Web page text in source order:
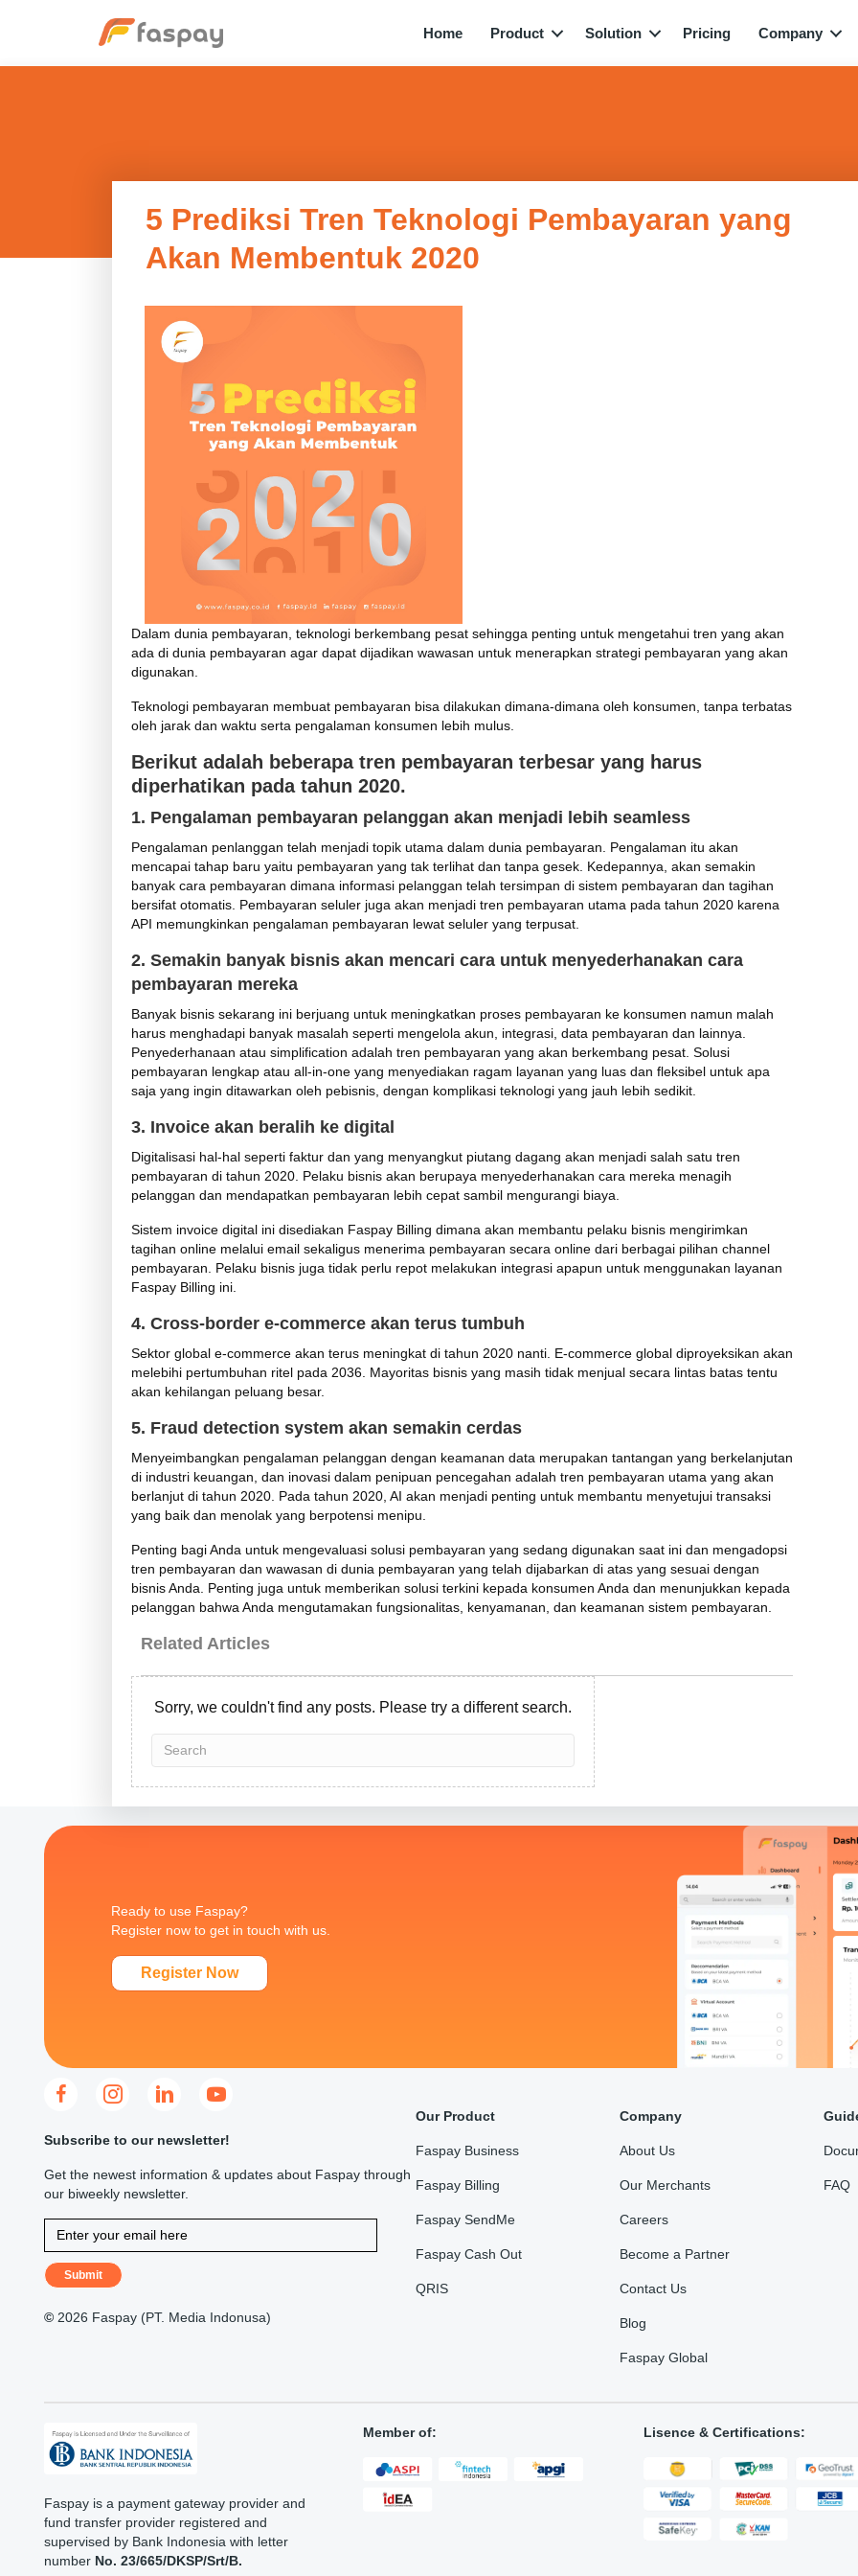
Home Product Solution Pricing Company
5 Prediksi Tren Teknologi Pembayaran yang
Akan Membentuk 2020
Dalam dunia pembayaran, teknologi berkembang pesat sehingga penting untuk mengetahui tren yang akan
ada di dunia pembayaran agar dapat dijadikan wawasan untuk menerapkan strategi pembayaran yang akan
digunakan.
Teknologi pembayaran membuat pembayaran bisa dilakukan dimana-dimana oleh konsumen, tanpa terbatas
oleh jarak dan waktu serta pengalaman konsumen lebih mulus.
Berikut adalah beberapa tren pembayaran terbesar yang harus
diperhatikan pada tahun 2020.
1. Pengalaman pembayaran pelanggan akan menjadi lebih seamless
Pengalaman penlanggan telah menjadi topik utama dalam dunia pembayaran. Pengalaman itu akan
mencapai tahap baru yaitu pembayaran yang tak terlihat dan tanpa gesek. Kedepannya, akan semakin
banyak cara pembayaran dimana informasi pelanggan telah tersimpan di sistem pembayaran dan tagihan
bersifat otomatis. Pembayaran seluler juga akan menjadi tren pembayaran utama pada tahun 2020 karena
API memungkinkan pengalaman pembayaran lewat seluler yang terpusat.
2. Semakin banyak bisnis akan mencari cara untuk menyederhanakan cara
pembayaran mereka
Banyak bisnis sekarang ini berjuang untuk meningkatkan proses pembayaran ke konsumen namun malah
harus menghadapi banyak masalah seperti mengelola akun, integrasi, data pembayaran dan lainnya.
Penyederhanaan atau simplification adalah tren pembayaran yang akan berkembang pesat. Solusi
pembayaran lengkap atau all-in-one yang menyediakan ragam layanan yang luas dan fleksibel untuk apa
saja yang ingin ditawarkan oleh pebisnis, dengan komplikasi teknologi yang jauh lebih sedikit.
3. Invoice akan beralih ke digital
Digitalisasi hal-hal seperti faktur dan yang menyangkut piutang dagang akan menjadi salah satu tren
pembayaran di tahun 2020. Pelaku bisnis akan berupaya menyederhanakan cara mereka menagih
pelanggan dan mendapatkan pembayaran lebih cepat sambil mengurangi biaya.
Sistem invoice digital ini disediakan Faspay Billing dimana akan membantu pelaku bisnis mengirimkan
tagihan online melalui email sekaligus menerima pembayaran secara online dari berbagai pilihan channel
pembayaran. Pelaku bisnis juga tidak perlu repot melakukan integrasi apapun untuk menggunakan layanan
Faspay Billing ini.
4. Cross-border e-commerce akan terus tumbuh
Sektor global e-commerce akan terus meningkat di tahun 2020 nanti. E-commerce global diproyeksikan akan
melebihi pertumbuhan ritel pada 2036. Mayoritas bisnis yang masih tidak menjual secara lintas batas tentu
akan kehilangan peluang besar.
5. Fraud detection system akan semakin cerdas
Menyeimbangkan pengalaman pelanggan dengan keamanan data merupakan tantangan yang berkelanjutan
di industri keuangan, dan inovasi dalam penipuan pencegahan adalah tren pembayaran utama yang akan
berlanjut di tahun 2020. Pada tahun 2020, AI akan menjadi penting untuk membantu menyetujui transaksi
yang baik dan menolak yang berpotensi menipu.
Penting bagi Anda untuk mengevaluasi solusi pembayaran yang sedang digunakan saat ini dan mengadopsi
tren pembayaran dan wawasan di dunia pembayaran yang telah dijabarkan di atas yang sesuai dengan
bisnis Anda. Penting juga untuk memberikan solusi terkini kepada konsumen Anda dan menunjukkan kepada
pelanggan bahwa Anda mengutamakan fungsionalitas, kenyamanan, dan keamanan sistem pembayaran.
Related Articles
Sorry, we couldn't find any posts. Please try a different search.
Ready to use Faspay?
Register now to get in touch with us.
Register Now
Subscribe to our newsletter!
Get the newest information & updates about Faspay through
our biweekly newsletter.
Submit
© 2026 Faspay (PT. Media Indonusa)
Our Product
Faspay Business
Faspay Billing
Faspay SendMe
Faspay Cash Out
QRIS
Company
About Us
Our Merchants
Careers
Become a Partner
Contact Us
Blog
Faspay Global
FAQ
Faspay is a payment gateway provider and
fund transfer provider registered and
supervised by Bank Indonesia with letter
number No. 23/665/DKSP/Srt/B.
Member of: Lisence & Certifications: